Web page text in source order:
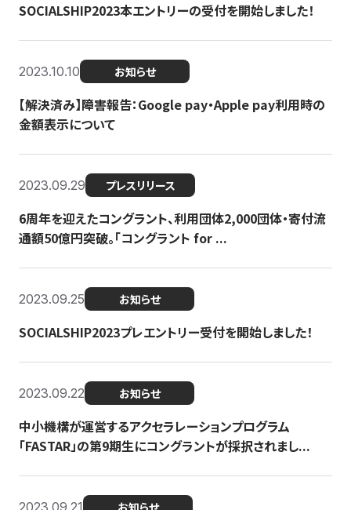
SOCIALSHIP2023本エントリーの受付を開始しました！
2023.10.10 お知らせ
【解決済み】障害報告：Google pay・Apple pay利用時の
金額表示について
2023.09.29 プレスリリース
6周年を迎えたコングラント、利用団体2,000団体・寄付流
通額50億円突破。「コングラント for ...
2023.09.25 お知らせ
SOCIALSHIP2023プレエントリー受付を開始しました！
2023.09.22 お知らせ
中小機構が運営するアクセラレーションプログラム
「FASTAR」の第9期生にコングラントが採択されまし...
2023.09.21 お知らせ